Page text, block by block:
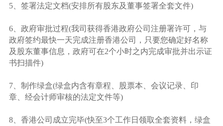
5、签署法定文档(安排所有股东及董事签署全套文件)
6、政府审批过程(我司获得香港政府公司注册署许可，与
政府签约最快一天完成注册香港公司，只要您确定好名称
及股东董事信息，政府可在2个小时之内完成审批并出示证
书扫描件)
7、制作绿盒(绿盒内含有章程、股票本、会议记录、印
章、经会计师审核的法定文件等)
8、香港公司成立完毕(快至3个工作日领取全套资料，绿盒